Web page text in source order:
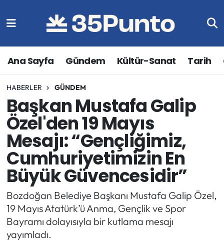
Ana Sayfa Gündem Kültür-Sanat Tarih
HABERLER GÜNDEM
Başkan Mustafa Galip
Özel'den 19 Mayıs
Mesajı: “Gençliğimiz,
Cumhuriyetimizin En
Büyük Güvencesidir”
Bozdoğan Belediye Başkanı Mustafa Galip Özel,
19 Mayıs Atatürk’ü Anma, Gençlik ve Spor
Bayramı dolayısıyla bir kutlama mesajı
yayımladı.